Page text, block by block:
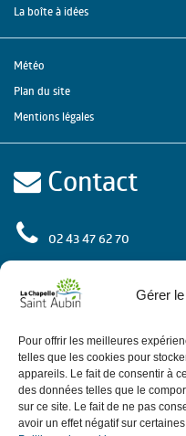
Gérer
Pour offrir les meilleures
telles que les cookies pour
appareils. Le fait de consentir à
des données telles que le
sur ce site. Le fait de ne pas
avoir un effet négatif sur
La boîte à idées
Météo
Plan du site
Mentions légales
Contact
02 43 47 62 70
rue de l'Europe
72 650 La Chapelle Saint
Contactez-nous
Horaires